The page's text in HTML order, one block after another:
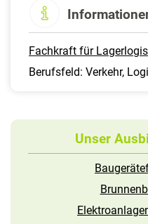
Fachkraft für
Berufsfeld: Verkehr,
Unser